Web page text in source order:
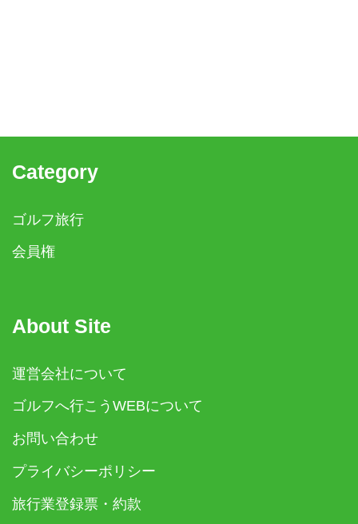
Category
ゴルフ旅行
会員権
About Site
運営会社について
ゴルフへ行こうWEBについて
お問い合わせ
プライバシーポリシー
旅行業登録票・約款